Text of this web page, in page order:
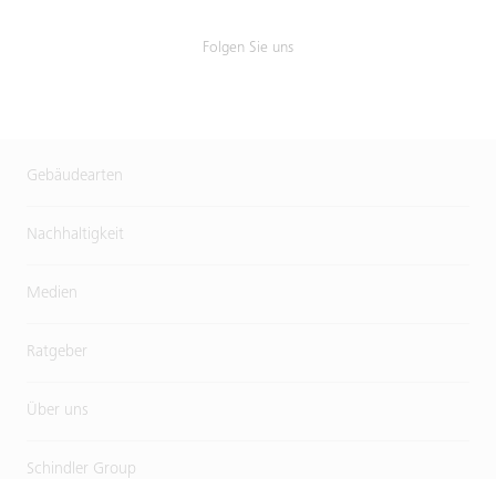
Folgen Sie uns
Gebäudearten
Nachhaltigkeit
Medien
Ratgeber
Über uns
Schindler Group